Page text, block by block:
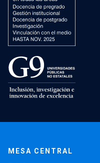
MESA CENTRAL